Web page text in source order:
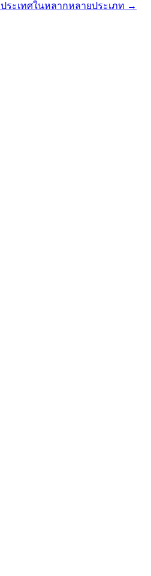
ระเทศในหลากหลายประเภท →